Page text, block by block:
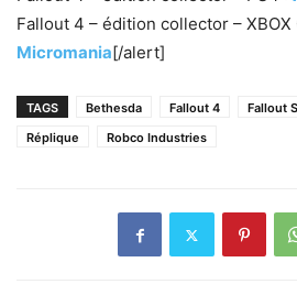
Fallout 4 – édition collector – XBOX
Micromania[/alert]
TAGS Bethesda Fallout 4 Fallout
Réplique
Robco Industries